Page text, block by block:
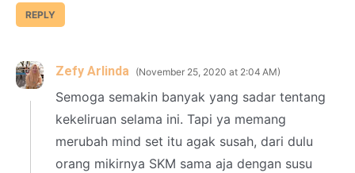
REPLY
Zefy Arlinda November 25, 2020 at 2:04 AM
Semoga semakin banyak yang sadar tentang
kekeliruan selama ini. Tapi ya memang
merubah mind set itu agak susah, dari dulu
orang mikirnya SKM sama aja dengan susu